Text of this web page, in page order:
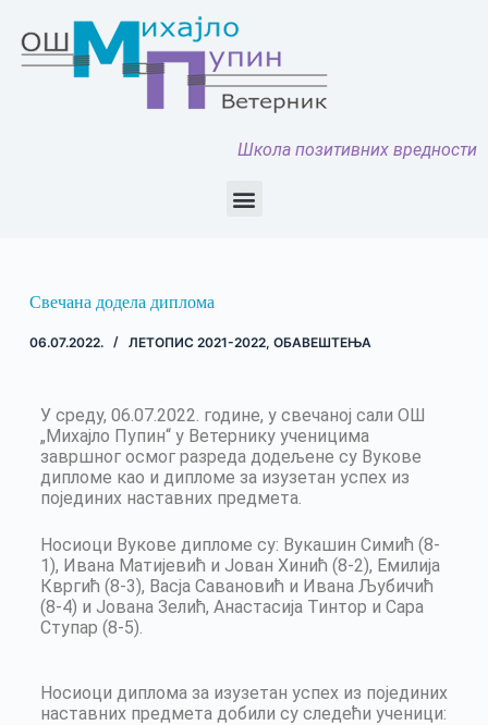
Школа позитивних вредности
Свечана додела диплома
06.07.2022. ЛЕТОПИС 2021-2022, ОБАВЕШТЕЊА
У среду, 06.07.2022. године, у свечаној сали ОШ
„Михајло Пупин“ у Ветернику ученицима
завршног осмог разреда додељене су Вукове
дипломе као и дипломе за изузетан успех из
појединих наставних предмета.
Носиоци Вукове дипломе су: Вукашин Симић (8-
1), Ивана Матијевић и Јован Хинић (8-2), Емилија
Квргић (8-3), Васја Савановић и Ивана Љубичић
(8-4) и Јована Зелић, Анастасија Тинтор и Сара
Ступар (8-5).
Носиоци диплома за изузетан успех из појединих
наставних предмета добили су следећи ученици: